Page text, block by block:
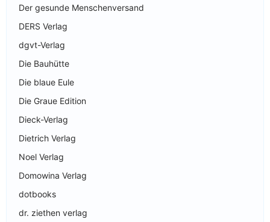
Der gesunde Menschenversand
DERS Verlag
dgvt-Verlag
Die Bauhütte
Die blaue Eule
Die Graue Edition
Dieck-Verlag
Dietrich Verlag
Noel Verlag
Domowina Verlag
dotbooks
dr. ziethen verlag